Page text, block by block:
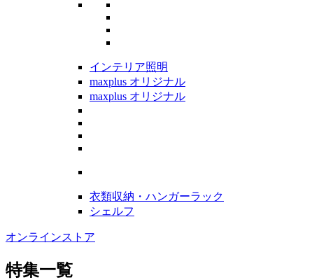
インテリア照明
maxplus オリジナル
maxplus オリジナル
衣類収納・ハンガーラック
シェルフ
オンラインストア
特集一覧